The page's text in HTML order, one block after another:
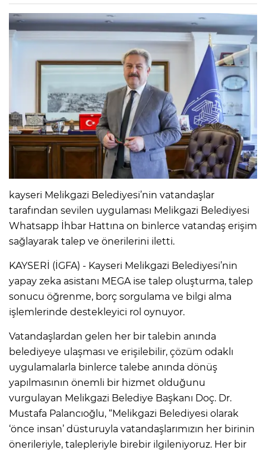
kayseri Melikgazi Belediyesi’nin vatandaşlar
tarafından sevilen uygulaması Melikgazi Belediyesi
Whatsapp İhbar Hattına on binlerce vatandaş erişim
sağlayarak talep ve önerilerini iletti.
KAYSERİ (İGFA) - Kayseri Melikgazi Belediyesi’nin
yapay zeka asistanı MEGA ise talep oluşturma, talep
sonucu öğrenme, borç sorgulama ve bilgi alma
işlemlerinde destekleyici rol oynuyor.
Vatandaşlardan gelen her bir talebin anında
belediyeye ulaşması ve erişilebilir, çözüm odaklı
uygulamalarla binlerce talebe anında dönüş
yapılmasının önemli bir hizmet olduğunu
vurgulayan Melikgazi Belediye Başkanı Doç. Dr.
Mustafa Palancıoğlu, “Melikgazi Belediyesi olarak
‘önce insan’ düsturuyla vatandaşlarımızın her birinin
önerileriyle, talepleriyle birebir ilgileniyoruz. Her bir